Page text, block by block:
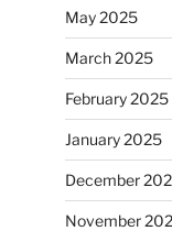
May 2025
March 2025
February 2025
January 2025
December
November